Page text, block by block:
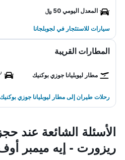
المعدل اليومي 50 ﷼
سيارات للاستئجار في لجوبلجانا
المطارات القريبة
مطار ليوبليانا جوزي بوكنيك
رحلات طيران إلى مطار ليوبليانا جوزي بوكنيك
الأسئلة الشائعة عند
ريزورت - إيه ميمبر